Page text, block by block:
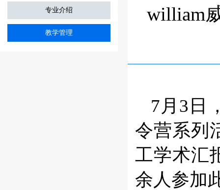
专业介绍
教学管理
william
7月3日
令营系列
工学术汇
余人参加